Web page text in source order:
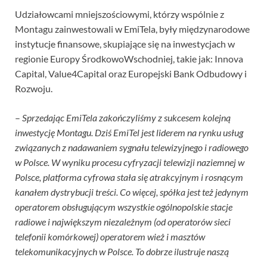
Udziałowcami mniejszościowymi, którzy wspólnie z
Montagu zainwestowali w EmiTela, były międzynarodowe
instytucje finansowe, skupiające się na inwestycjach w
regionie Europy ŚrodkowoWschodniej, takie jak: Innova
Capital, Value4Capital oraz Europejski Bank Odbudowy i
Rozwoju.
– Sprzedając EmiTela zakończyliśmy z sukcesem kolejną
inwestycję Montagu. Dziś EmiTel jest liderem na rynku usług
związanych z nadawaniem sygnału telewizyjnego i radiowego
w Polsce. W wyniku procesu cyfryzacji telewizji naziemnej w
Polsce, platforma cyfrowa stała się atrakcyjnym i rosnącym
kanałem dystrybucji treści. Co więcej, spółka jest też jedynym
operatorem obsługującym wszystkie ogólnopolskie stacje
radiowe i największym niezależnym (od operatorów sieci
telefonii komórkowej) operatorem wież i masztów
telekomunikacyjnych w Polsce. To dobrze ilustruje naszą